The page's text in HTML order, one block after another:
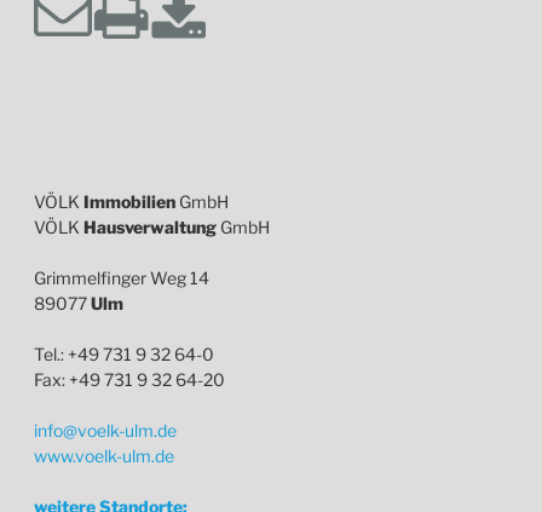
VÖLK Immobilien GmbH
VÖLK Hausverwaltung GmbH
Grimmelfinger Weg 14
89077Ulm
Tel.: +49 731 9 32 64-0
Fax: +49 731 9 32 64-20
info@voelk-ulm.de
www.voelk-ulm.de
weitere Standorte: